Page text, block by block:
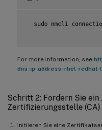
sudo nmcli
For more information, see
dns-ip-address-rhel-redhat-
Schritt 2: Fordern Sie
Zertifizierungsstelle (CA)
Initiieren Sie eine